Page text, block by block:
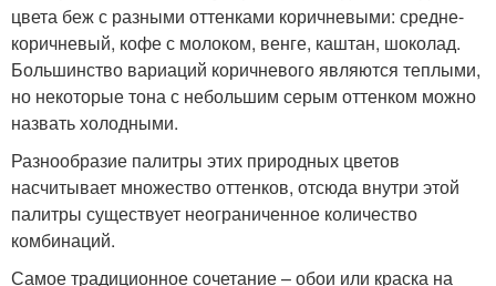
цвета беж с разными оттенками коричневыми: средне-
коричневый, кофе с молоком, венге, каштан, шоколад.
Большинство вариаций коричневого являются теплыми,
но некоторые тона с небольшим серым оттенком можно
назвать холодными.
Разнообразие палитры этих природных цветов
насчитывает множество оттенков, отсюда внутри этой
палитры существует неограниченное количество
комбинаций.
Самое традиционное сочетание – обои или краска на